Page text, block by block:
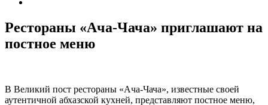
Рестораны «Ача-Чача» приглашают на
постное меню
В Великий пост рестораны «Ача-Чача», известные своей
аутентичной абхазской кухней, представляют постное меню,